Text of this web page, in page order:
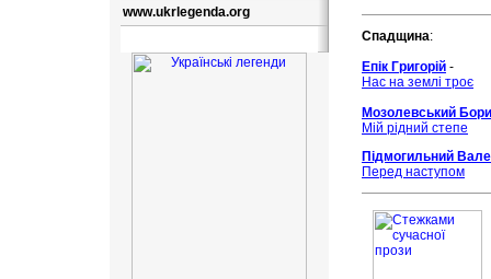
www.ukrlegenda.org
Спадщина:
Епік Григорій -
Нас на землі троє
Мозолевський
Мій рідний степе
Підмогильний
Перед наступом